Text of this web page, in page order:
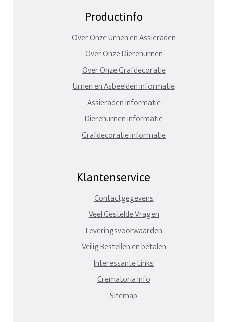
Productinfo
Over Onze Urnen en Assieraden
Over Onze Dierenurnen
Over Onze Grafdecoratie
Urnen en Asbeelden informatie
Assieraden informatie
Dierenurnen informatie
Grafdecoratie informatie
Klantenservice
Contactgegevens
Veel Gestelde Vragen
Leveringsvoorwaarden
Veilig Bestellen en betalen
Interessante Links
Crematoria Info
Sitemap